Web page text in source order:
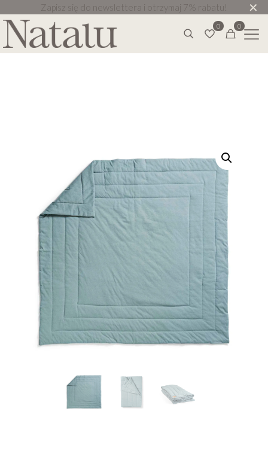
Zapisz się do newslettera i otrzymaj 7% rabatu! ✕
0 0